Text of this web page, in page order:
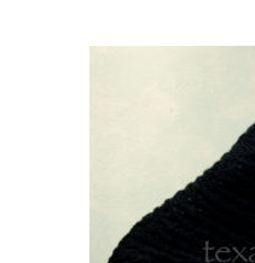
65,00€